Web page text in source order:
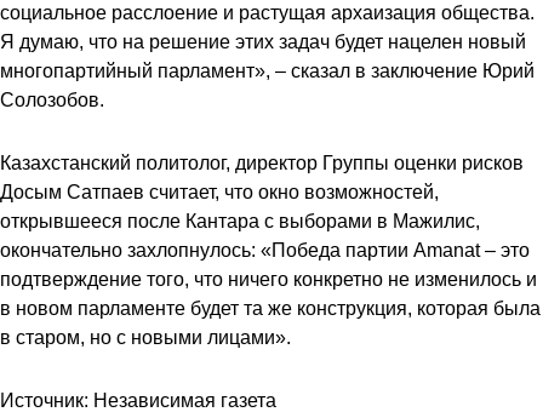
социальное расслоение и растущая архаизация общества.
Я думаю, что на решение этих задач будет нацелен новый
многопартийный парламент», – сказал в заключение Юрий
Солозобов.
Казахстанский политолог, директор Группы оценки рисков
Досым Сатпаев считает, что окно возможностей,
открывшееся после Кантара с выборами в Мажилис,
окончательно захлопнулось: «Победа партии Amanat – это
подтверждение того, что ничего конкретно не изменилось и
в новом парламенте будет та же конструкция, которая была
в старом, но с новыми лицами».
Источник: Независимая газета